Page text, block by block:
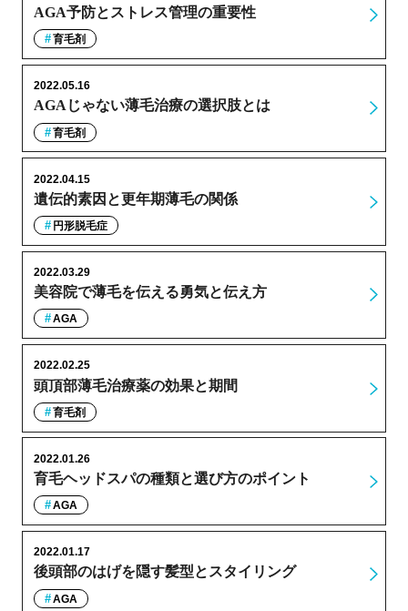
AGA予防とストレス管理の重要性
育毛剤
AGAじゃない薄毛治療の選択肢とは
2022.05.16
育毛剤
遺伝的素因と更年期薄毛の関係
2022.04.15
円形脱毛症
美容院で薄毛を伝える勇気と伝え方
2022.03.29
AGA
頭頂部薄毛治療薬の効果と期間
2022.02.25
育毛剤
育毛ヘッドスパの種類と選び方のポイント
2022.01.26
AGA
後頭部のはげを隠す髪型とスタイリング
2022.01.17
AGA